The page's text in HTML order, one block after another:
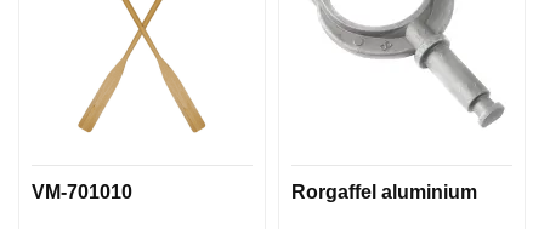
VM-701010 Rorgaffel aluminium